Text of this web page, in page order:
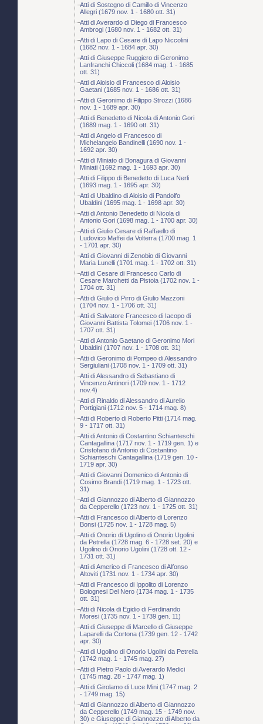
Atti di Sostegno di Camillo di Vincenzo
Allegri (1679 nov. 1 - 1680 ott. 31)
Atti di Averardo di Diego di Francesco
Ambrogi (1680 nov. 1 - 1682 ott. 31)
Atti di Lapo di Cesare di Lapo Niccolini
(1682 nov. 1 - 1684 apr. 30)
Atti di Giuseppe Ruggiero di Geronimo
Lanfranchi Chiccoli (1684 mag. 1 - 1685
ott. 31)
Atti di Aloisio di Francesco di Aloisio
Gaetani (1685 nov. 1 - 1686 ott. 31)
Atti di Geronimo di Filippo Strozzi (1686
nov. 1 - 1689 apr. 30)
Atti di Benedetto di Nicola di Antonio Gori
(1689 mag. 1 - 1690 ott. 31)
Atti di Angelo di Francesco di
Michelangelo Bandinelli (1690 nov. 1 -
1692 apr. 30)
Atti di Miniato di Bonagura di Giovanni
Miniati (1692 mag. 1 - 1693 apr. 30)
Atti di Filippo di Benedetto di Luca Nerli
(1693 mag. 1 - 1695 apr. 30)
Atti di Ubaldino di Aloisio di Pandolfo
Ubaldini (1695 mag. 1 - 1698 apr. 30)
Atti di Antonio Benedetto di Nicola di
Antonio Gori (1698 mag. 1 - 1700 apr. 30)
Atti di Giulio Cesare di Raffaello di
Ludovico Maffei da Volterra (1700 mag. 1
- 1701 apr. 30)
Atti di Giovanni di Zenobio di Giovanni
Maria Lunelli (1701 mag. 1 - 1702 ott. 31)
Atti di Cesare di Francesco Carlo di
Cesare Marchetti da Pistoia (1702 nov. 1 -
1704 ott. 31)
Atti di Giulio di Pirro di Giulio Mazzoni
(1704 nov. 1 - 1706 ott. 31)
Atti di Salvatore Francesco di Iacopo di
Giovanni Battista Tolomei (1706 nov. 1 -
1707 ott. 31)
Atti di Antonio Gaetano di Geronimo Mori
Ubaldini (1707 nov. 1 - 1708 ott. 31)
Atti di Geronimo di Pompeo di Alessandro
Sergiuliani (1708 nov. 1 - 1709 ott. 31)
Atti di Alessandro di Sebastiano di
Vincenzo Antinori (1709 nov. 1 - 1712
nov.4)
Atti di Rinaldo di Alessandro di Aurelio
Portigiani (1712 nov. 5 - 1714 mag. 8)
Atti di Roberto di Roberto Pitti (1714 mag.
9 - 1717 ott. 31)
Atti di Antonio di Costantino Schianteschi
Cantagallina (1717 nov. 1 - 1719 gen. 1) e
Cristofano di Antonio di Costantino
Schianteschi Cantagallina (1719 gen. 10 -
1719 apr. 30)
Atti di Giovanni Domenico di Antonio di
Cosimo Brandi (1719 mag. 1 - 1723 ott.
31)
Atti di Giannozzo di Alberto di Giannozzo
da Cepperello (1723 nov. 1 - 1725 ott. 31)
Atti di Francesco di Alberto di Lorenzo
Bonsi (1725 nov. 1 - 1728 mag. 5)
Atti di Onorio di Ugolino di Onorio Ugolini
da Petrella (1728 mag. 6 - 1728 set. 20) e
Ugolino di Onorio Ugolini (1728 ott. 12 -
1731 ott. 31)
Atti di Americo di Francesco di Alfonso
Altoviti (1731 nov. 1 - 1734 apr. 30)
Atti di Francesco di Ippolito di Lorenzo
Bolognesi Del Nero (1734 mag. 1 - 1735
ott. 31)
Atti di Nicola di Egidio di Ferdinando
Moresi (1735 nov. 1 - 1739 gen. 11)
Atti di Giuseppe di Marcello di Giuseppe
Laparelli da Cortona (1739 gen. 12 - 1742
apr. 30)
Atti di Ugolino di Onorio Ugolini da Petrella
(1742 mag. 1 - 1745 mag. 27)
Atti di Pietro Paolo di Averardo Medici
(1745 mag. 28 - 1747 mag. 1)
Atti di Girolamo di Luce Mini (1747 mag. 2
- 1749 mag. 15)
Atti di Giannozzo di Alberto di Giannozzo
da Cepperello (1749 mag. 15 - 1749 nov.
30) e Giuseppe di Giannozzo di Alberto da